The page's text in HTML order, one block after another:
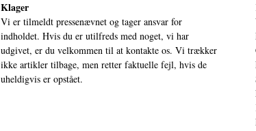
Klager
Vi er tilmeldt pressenævnet og tager ansvar for
indholdet. Hvis du er utilfreds med noget, vi har
udgivet, er du velkommen til at kontakte os. Vi trækker
ikke artikler tilbage, men retter faktuelle fejl, hvis de
uheldigvis er opstået.